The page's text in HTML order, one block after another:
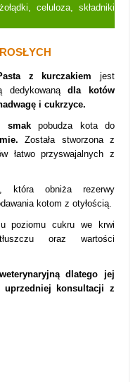
celuloza, składniki
z kurczakiem jest
dedykowanądla kotów
i cukrzyce.
smakpobudza kota do
Została stworzona z
łatwo przyswajalnych z
która obniża rezerwy
kotom z otyłością.
poziomu cukru we krwi
oraz wartości
dlatego jej
uprzedniej konsultacji z